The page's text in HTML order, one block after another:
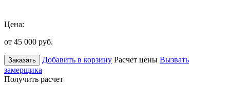
Цена:
от 45 000 руб.
Заказать Добавить в корзину Расчет цены Вызвать
замерщика
Получить расчет